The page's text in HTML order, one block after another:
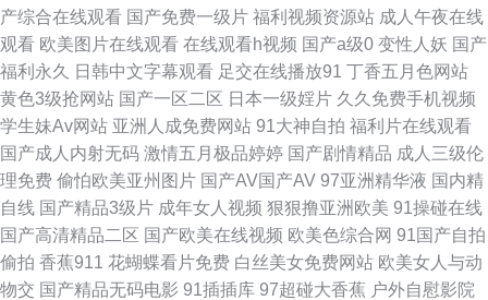
麻豆黄在线观看 黄网在线观看网站大全 亚洲三级网址 91丝袜美女视频 久久
91青青青青在线观看 精品国产精品国产精品 伊人玖玖热一本道影院 草莓视
频一二三 精品久久区 欧美成人网视频在线 91r热久久999 黑丝诱惑国产 一本
一道久久精 91日美胸 WWW九一com 免费在线观看色色网站 亚洲色图国产
产综合在线观看 国产免费一级片 福利视频资源站 成人午夜在线
观看 欧美图片在线观看 在线观看h视频 国产a级0 变性人妖 国产
福利永久
日韩中文字幕观看 足交在线播放91 丁香五月色网站
黄色3级抢网站 国产一区二区 日本一级婬片 久久免费手机视频
学生妹Av网站 亚洲人成免费网站 91大神自拍 福利片在线观看
国产成人内射无码 激情五月极品婷婷 国产剧情精品 成人三级伦
理免费 偷怕欧美亚州图片 国产AV国产AV 97亚洲精华液 国内精
自线 国产精品3级片 成年女人视频 狠狠撸亚洲欧美 91操碰在线
国产高清精品二区 国产欧美在线视频 欧美色综合网 91国产自拍
偷拍 香蕉911 花蝴蝶看片免费 白丝美女免费网站 欧美女人与动
物交 国产精品无码电影 91插插库 97超碰大香蕉 户外自慰影院